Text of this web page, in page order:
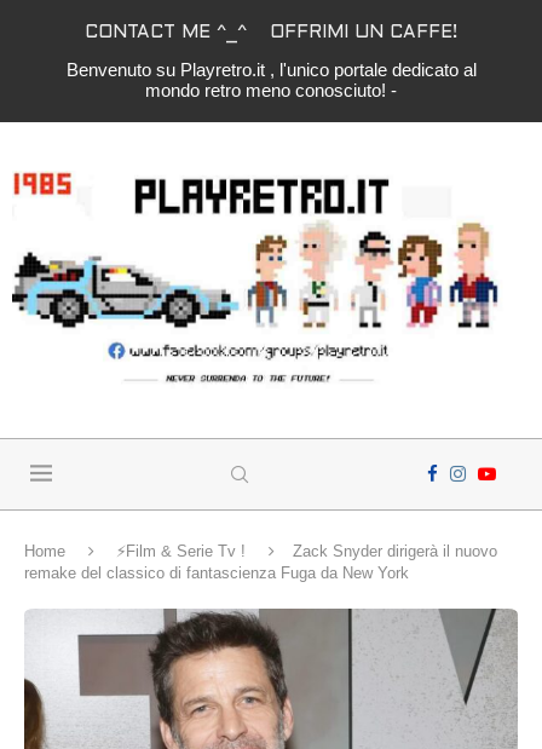
CONTACT ME ^_^ OFFRIMI UN CAFFE!
Benvenuto su Playretro.it , l'unico portale dedicato al
mondo retro meno conosciuto! -
Home ⚡️Film & Serie Tv !
Zack Snyder dirigerà il nuovo
remake del classico di fantascienza Fuga da New York